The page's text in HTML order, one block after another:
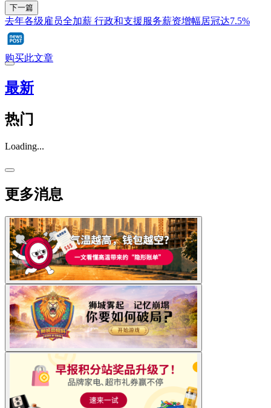
下一篇
去年各级雇员全加薪 行政和支援服务薪资增幅居冠达7.5%
购买此文章
最新
热门
Loading...
更多消息